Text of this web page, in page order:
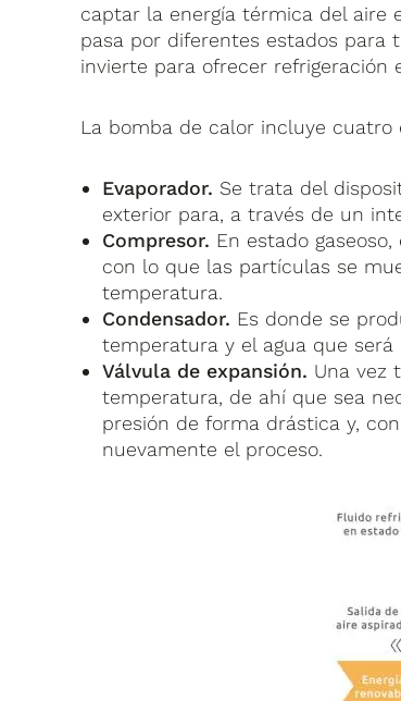
captar la energía térmica del aire
pasa por diferentes estados para
invierte para ofrecer refrigeración
La bomba de calor incluye cuatro
Evaporador. Se trata del
exterior para, a través de un
Compresor. En estado
con lo que las partículas se
temperatura.
Condensador. Es donde se
temperatura y el agua que
Válvula de expansión. Una vez
temperatura, de ahí que sea
presión de forma drástica y,
nuevamente el proceso.